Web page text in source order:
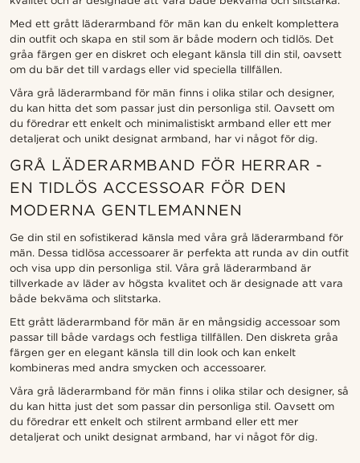
Med ett grått läderarmband för män kan du enkelt komplettera
din outfit och skapa en stil som är både modern och tidlös. Det
gråa färgen ger en diskret och elegant känsla till din stil, oavsett
om du bär det till vardags eller vid speciella tillfällen.
Våra grå läderarmband för män finns i olika stilar och designer,
du kan hitta det som passar just din personliga stil. Oavsett om
du föredrar ett enkelt och minimalistiskt armband eller ett mer
detaljerat och unikt designat armband, har vi något för dig.
GRÅ LÄDERARMBAND FÖR HERRAR -
EN TIDLÖS ACCESSOAR FÖR DEN
MODERNA GENTLEMANNEN
Ge din stil en sofistikerad känsla med våra grå läderarmband för
män. Dessa tidlösa accessoarer är perfekta att runda av din outfit
och visa upp din personliga stil. Våra grå läderarmband är
tillverkade av läder av högsta kvalitet och är designade att vara
både bekväma och slitstarka.
Ett grått läderarmband för män är en mångsidig accessoar som
passar till både vardags och festliga tillfällen. Den diskreta gråa
färgen ger en elegant känsla till din look och kan enkelt
kombineras med andra smycken och accessoarer.
Våra grå läderarmband för män finns i olika stilar och designer, så
du kan hitta just det som passar din personliga stil. Oavsett om
du föredrar ett enkelt och stilrent armband eller ett mer
detaljerat och unikt designat armband, har vi något för dig.